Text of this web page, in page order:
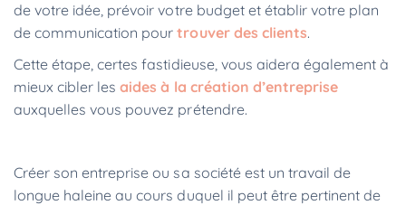
de votre idée, prévoir votre budget et établir votre plan
de communication pourtrouver des clients.
Cette étape, certes fastidieuse, vous aidera également à
mieux cibler lesaides à la création d’entreprise
auxquelles vous pouvez prétendre.
Créer son entreprise ou sa société est un travail de
longue haleine au cours duquel il peut être pertinent de